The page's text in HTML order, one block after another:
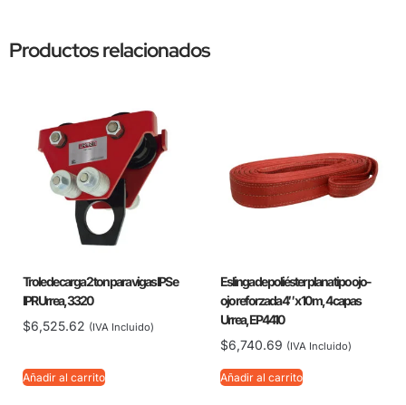
Productos relacionados
Trole de carga 2 ton para vigas IPS e
IPR Urrea, 3320
$6,525.62 (IVA Incluido)
Añadir al carrito
Eslinga de poliéster plana tipo ojo-
ojo reforzada 4″ x 10 m, 4 capas
Urrea, EP4410
$6,740.69 (IVA Incluido)
Añadir al carrito